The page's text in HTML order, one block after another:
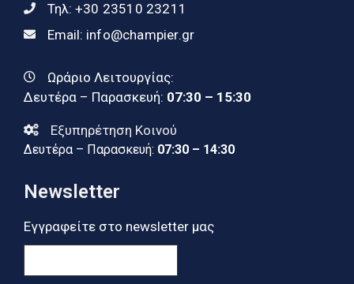
Τηλ: +30 23510 23211
Email: info@champier.gr
Ωράριο Λειτουργίας:
Δευτέρα – Παρασκευή: 07:30 – 15:30
Εξυπηρέτηση Κοινού
Δευτέρα – Παρασκευή: 07:30 – 14:30
Newsletter
Εγγραφείτε στο newsletter μας